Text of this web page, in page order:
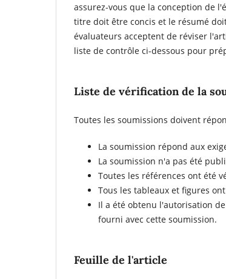
assurez-vous que la conception de
titre doit être concis et le résumé
évaluateurs acceptent de réviser
liste de contrôle ci-dessous pour
Liste de vérification de la
Toutes les soumissions doivent
La soumission répond aux
La soumission n'a pas été
Toutes les références ont été
Tous les tableaux et figures
Il a été obtenu l'autorisation
fourni avec cette soumission.
Feuille de l'article